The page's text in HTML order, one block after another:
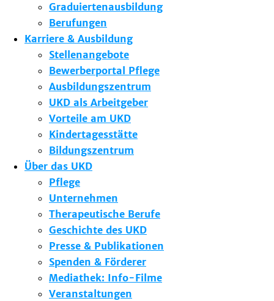
Graduiertenausbildung
Berufungen
Karriere & Ausbildung
Stellenangebote
Bewerberportal Pflege
Ausbildungszentrum
UKD als Arbeitgeber
Vorteile am UKD
Kindertagesstätte
Bildungszentrum
Über das UKD
Pflege
Unternehmen
Therapeutische Berufe
Geschichte des UKD
Presse & Publikationen
Spenden & Förderer
Mediathek: Info-Filme
Veranstaltungen